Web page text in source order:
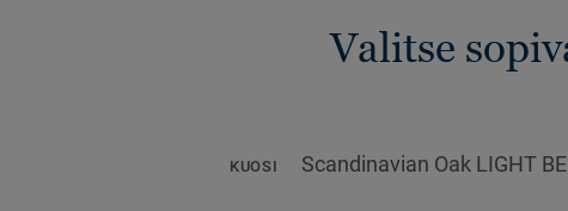
Valitse
KUOSI Scandinavian Oak LIGHT